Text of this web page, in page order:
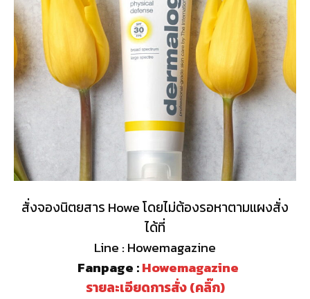
สั่งจองนิตยสาร Howe โดยไม่ต้องรอหาตามแผงสั่ง
ได้ที่
Line : Howemagazine
Fanpage :Howemagazine
รายละเอียดการสั่ง (คลิ๊ก)